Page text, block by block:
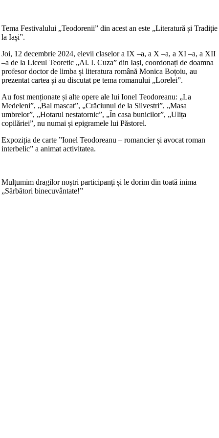
Tema Festivalului „Teodorenii” din acest an este „Literatură și Tradiție
la Iași”.
Joi, 12 decembrie 2024, elevii claselor a IX –a, a X –a, a XI –a, a XII
–a de la Liceul Teoretic „Al. I. Cuza” din Iași, coordonați de doamna
profesor doctor de limba și literatura română Monica Boțoiu, au
prezentat cartea și au discutat pe tema romanului „Lorelei”.
Au fost menționate și alte opere ale lui Ionel Teodoreanu: „La
Medeleni”, „Bal mascat”, „Crăciunul de la Silvestri”, „Masa
umbrelor”, „Hotarul nestatornic”, „În casa bunicilor”, „Ulița
copilăriei”, nu numai și epigramele lui Păstorel.
Expoziția de carte ”Ionel Teodoreanu – romancier și avocat roman
interbelic” a animat activitatea.
Mulțumim dragilor noștri participanți și le dorim din toată inima
„Sărbători binecuvântate!”